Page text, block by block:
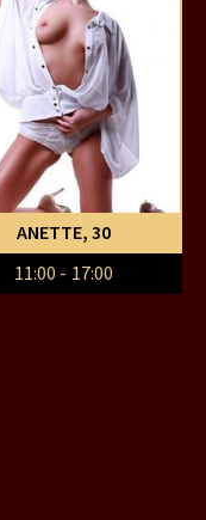
ANETTE, 30
11:00 - 17:00